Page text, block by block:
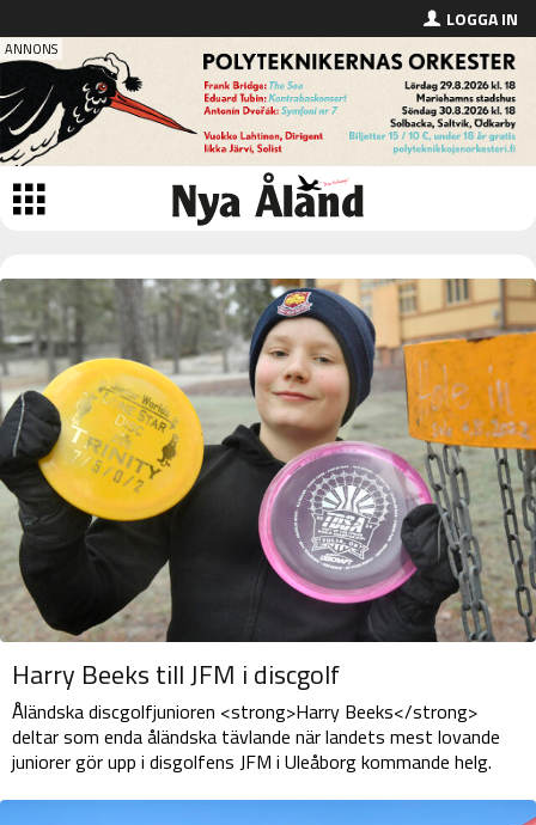
LOGGA IN
Harry Beeks till JFM i discgolf
Åländska discgolfjunioren <strong>Harry Beeks</strong>
deltar som enda åländska tävlande när landets mest lovande
juniorer gör upp i disgolfens JFM i Uleåborg kommande helg.